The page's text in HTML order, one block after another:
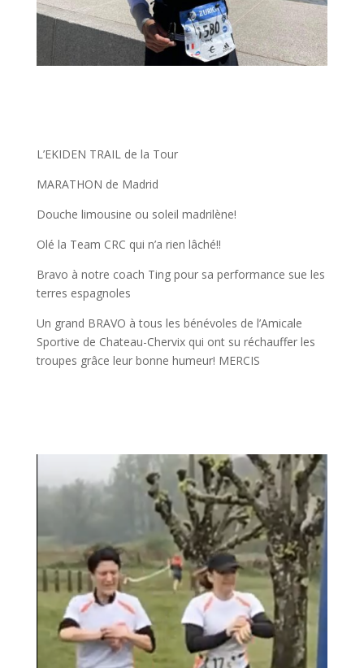
L’EKIDEN TRAIL de la Tour
MARATHON de Madrid
Douche limousine ou soleil madrilène!
Olé la Team CRC qui n’a rien lâché!!
Bravo à notre coach Ting pour sa performance sue les
terres espagnoles
Un grand BRAVO à tous les bénévoles de l’Amicale
Sportive de Chateau-Chervix qui ont su réchauffer les
troupes grâce leur bonne humeur! MERCIS